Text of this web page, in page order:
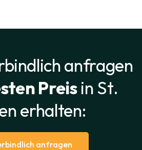
anfragen
Preisin St.
erhalten:
anfragen